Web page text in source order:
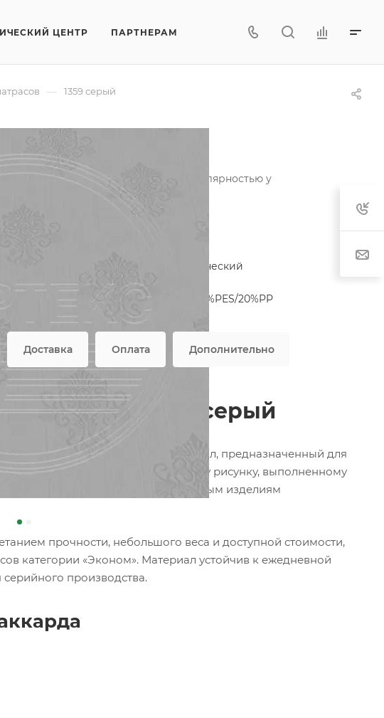
ЦЕНТР ПАРТНЕРАМ
— 1359 серый
пользуется неизменной популярностью у
—
Жаккард синтетический
Коллекция
—
Классика
55.7%PES/44.3%PP, 80%PES/20%PP
Все характеристики
Доставка Оплата Дополнительно
полиэстер 1359 серый
и экономичный материал, предназначенный для
изящному симметричному рисунку, выполненному
и современно, придавая готовым изделиям
прочности, небольшого веса и доступной стоимости,
категории «Эконом». Материал устойчив к ежедневной
производства.